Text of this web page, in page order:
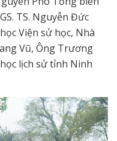
TS. Nguyễn Đức
Viện sử học, Nhà
Vũ, Ông Trương
lịch sử tỉnh Ninh